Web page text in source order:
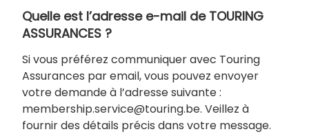
Quelle est l’adresse e-mail de TOURING
ASSURANCES ?
Si vous préférez communiquer avec Touring
Assurances par email, vous pouvez envoyer
votre demande à l’adresse suivante :
membership.service@touring.be. Veillez à
fournir des détails précis dans votre message.